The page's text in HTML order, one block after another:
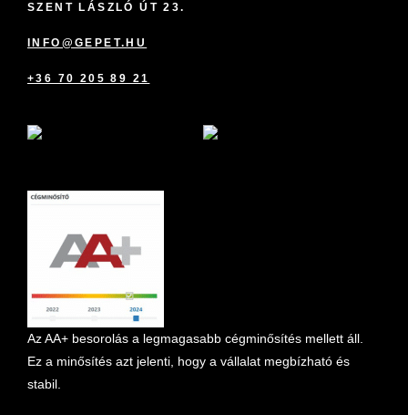
SZENT LÁSZLÓ ÚT 23.
INFO@GEPET.HU
+36 70 205 89 21
Az AA+ besorolás a legmagasabb cégminősítés mellett áll.
Ez a minősítés azt jelenti, hogy a vállalat megbízható és
stabil.